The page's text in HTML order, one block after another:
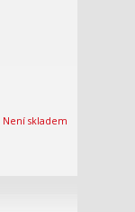
Není skladem